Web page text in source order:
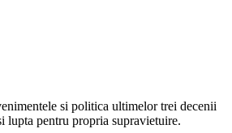
si politica ultimelor trei decenii
lupta pentru propria supravietuire.